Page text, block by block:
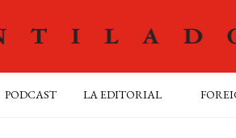
PODCAST LA EDITORIAL